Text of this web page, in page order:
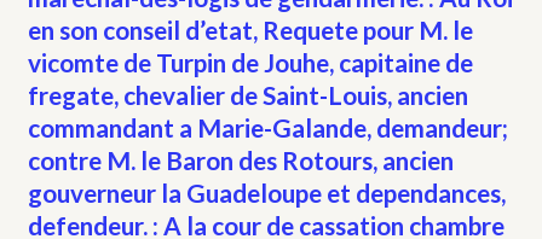
en son conseil d’etat, Requete pour M. le
vicomte de Turpin de Jouhe, capitaine de
fregate, chevalier de Saint-Louis, ancien
commandant a Marie-Galande, demandeur;
contre M. le Baron des Rotours, ancien
gouverneur la Guadeloupe et dependances,
defendeur. : A la cour de cassation chambre